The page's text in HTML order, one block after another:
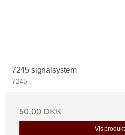
7245 signalsystem
7245
50,00 DKK
Vis produkt